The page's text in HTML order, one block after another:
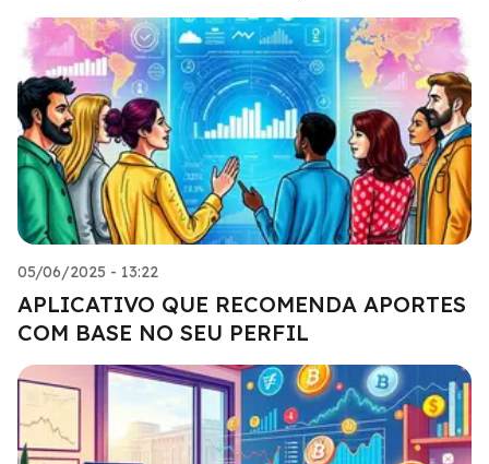
05/06/2025 - 13:22
APLICATIVO QUE RECOMENDA APORTES
COM BASE NO SEU PERFIL